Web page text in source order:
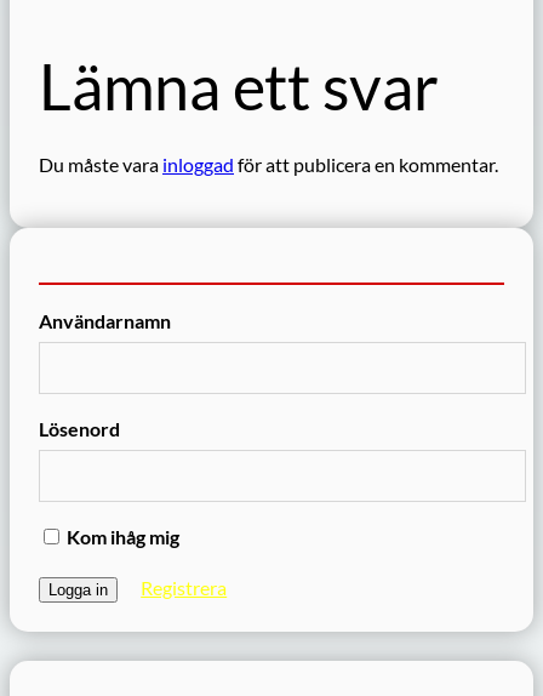
Lämna ett svar
Du måste vara inloggad för att publicera en kommentar.
Användarnamn
Lösenord
Kom ihåg mig
Registrera